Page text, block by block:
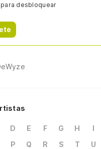
desbloquear
D E F G H I
P Q R S T U